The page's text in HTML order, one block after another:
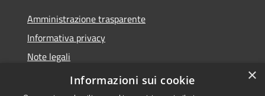
Amministrazione trasparente
Informativa privacy
Note legali
Dichiarazione di accessibilità
×
Informazioni sui cookie